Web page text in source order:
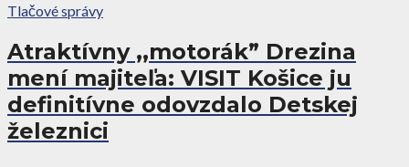
Tlačové správy
Atraktívny ,,motorák” Drezina
mení majiteľa: VISIT Košice ju
definitívne odovzdalo Detskej
železnici